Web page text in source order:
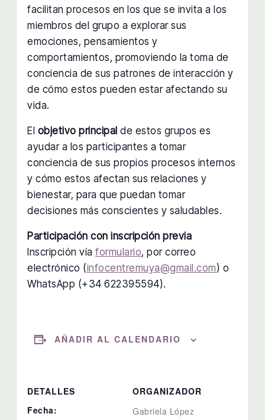
facilitan procesos en los que se invita a los
miembros del grupo a explorar sus
emociones, pensamientos y
comportamientos, promoviendo la toma de
conciencia de sus patrones de interacción y
de cómo estos pueden estar afectando su
vida.
El objetivo principal de estos grupos es
ayudar a los participantes a tomar
conciencia de sus propios procesos internos
y cómo estos afectan sus relaciones y
bienestar, para que puedan tomar
decisiones más conscientes y saludables.
Participación con inscripción previa
Inscripción víaformulario, por correo
electrónico (infocentremuya@gmail.com) o
WhatsApp (+34 622395594).
AÑADIR AL CALENDARIO
DETALLES
Fecha:
ORGANIZADOR
Gabriela López